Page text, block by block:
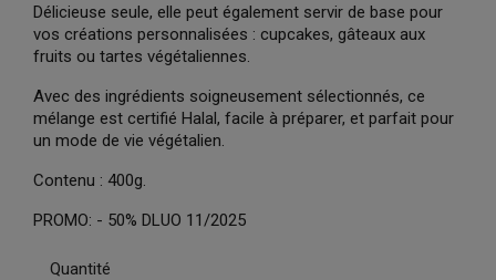
Délicieuse seule, elle peut également servir de base pour
vos créations personnalisées : cupcakes, gâteaux aux
fruits ou tartes végétaliennes.
Avec des ingrédients soigneusement sélectionnés, ce
mélange est certifié Halal, facile à préparer, et parfait pour
un mode de vie végétalien.
Contenu : 400g.
PROMO: - 50% DLUO 11/2025
Quantité